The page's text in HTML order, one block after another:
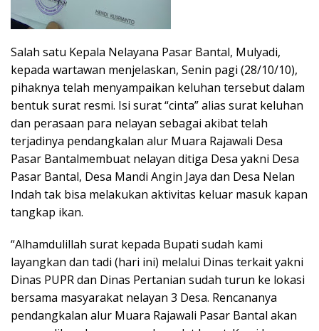
Salah satu Kepala Nelayana Pasar Bantal, Mulyadi,
kepada wartawan menjelaskan, Senin pagi (28/10/10),
pihaknya telah menyampaikan keluhan tersebut dalam
bentuk surat resmi. Isi surat “cinta” alias surat keluhan
dan perasaan para nelayan sebagai akibat telah
terjadinya pendangkalan alur Muara Rajawali Desa
Pasar Bantalmembuat nelayan ditiga Desa yakni Desa
Pasar Bantal, Desa Mandi Angin Jaya dan Desa Nelan
Indah tak bisa melakukan aktivitas keluar masuk kapan
tangkap ikan.
“Alhamdulillah surat kepada Bupati sudah kami
layangkan dan tadi (hari ini) melalui Dinas terkait yakni
Dinas PUPR dan Dinas Pertanian sudah turun ke lokasi
bersama masyarakat nelayan 3 Desa. Rencananya
pendangkalan alur Muara Rajawali Pasar Bantal akan